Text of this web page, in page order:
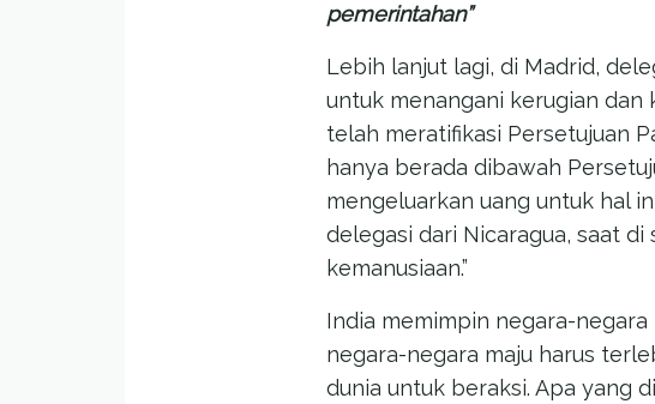
pemerintahan”
Lebih lanjut lagi, di Madrid,
untuk menangani kerugian dan
telah meratifikasi Persetujuan
hanya berada dibawah
mengeluarkan uang untuk hal
delegasi dari Nicaragua, saat
kemanusiaan.”
India memimpin negara-
negara-negara maju harus
dunia untuk beraksi. Apa yang